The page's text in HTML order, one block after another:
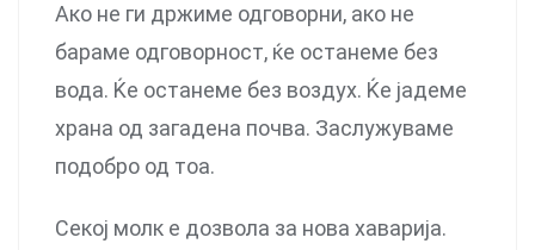
Ако не ги држиме одговорни, ако не
бараме одговорност, ќе останеме без
вода. Ќе останеме без воздух. Ќе јадеме
храна од загадена почва. Заслужуваме
подобро од тоа.
Секој молк е дозвола за нова хаварија.